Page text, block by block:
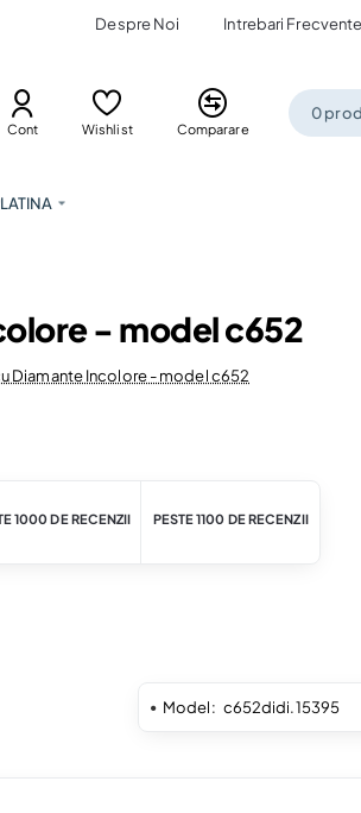
Despre Noi Intrebari Frecvente
Cont Wishlist Comparare
0
- model c652
Diamante Incolore - model c652
1000 DE RECENZII PESTE 1100 DE RECENZII
Model: c652didi.15395